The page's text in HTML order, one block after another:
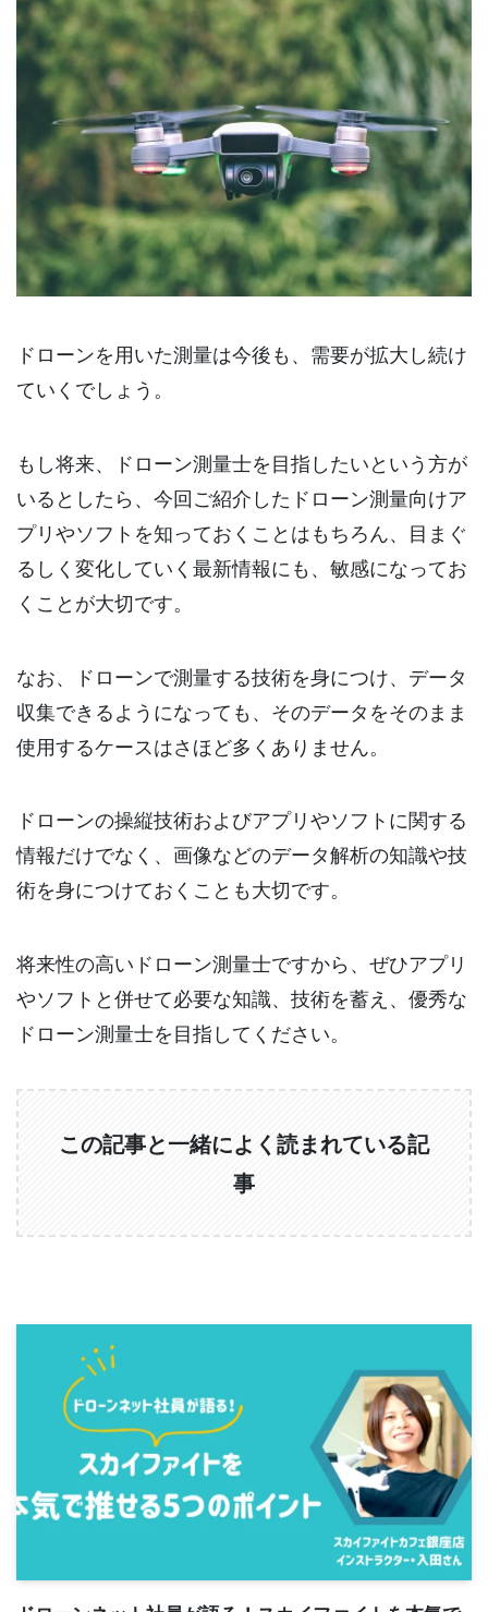
ドローンを用いた測量は今後も、需要が拡大し続け
ていくでしょう。
もし将来、ドローン測量士を目指したいという方が
いるとしたら、今回ご紹介したドローン測量向けア
プリやソフトを知っておくことはもちろん、目まぐ
るしく変化していく最新情報にも、敏感になってお
くことが大切です。
なお、ドローンで測量する技術を身につけ、データ
収集できるようになっても、そのデータをそのまま
使用するケースはさほど多くありません。
ドローンの操縦技術およびアプリやソフトに関する
情報だけでなく、画像などのデータ解析の知識や技
術を身につけておくことも大切です。
将来性の高いドローン測量士ですから、ぜひアプリ
やソフトと併せて必要な知識、技術を蓄え、優秀な
ドローン測量士を目指してください。
この記事と一緒によく読まれている記
事